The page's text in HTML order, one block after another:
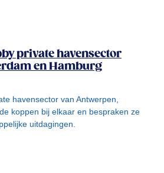
private havensector
en Hamburg
havensector van Antwerpen,
koppen bij elkaar en bespraken ze
uitdagingen.